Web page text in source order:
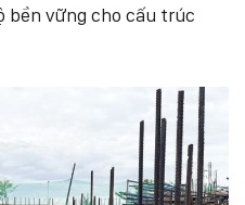
bền vững cho cấu trúc